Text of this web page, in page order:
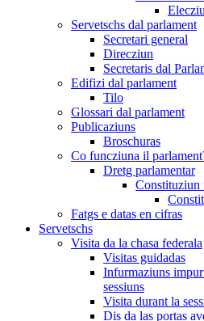
Servetschs dal parlament
Secretari general
Direcziun
Secretaris dal
Edifizi dal parlament
Tilo
Glossari dal parlament
Publicaziuns
Broschuras
Co funcziuna il
Dretg parlamentar
Constituziun
Fatgs e datas en cifras
Servetschs
Visita da la chasa federala
Visitas guidadas
Infurmaziuns
sessiuns
Visita durant la
Dis da las portas